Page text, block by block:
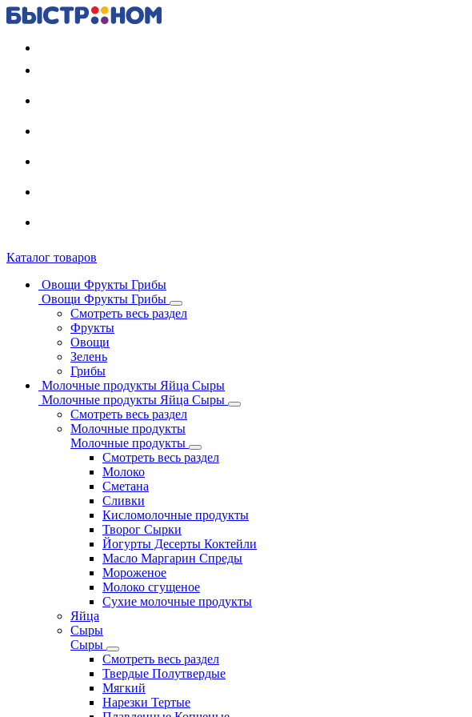
Каталог товаров
Овощи Фрукты Грибы
Овощи Фрукты Грибы
Смотреть весь раздел
Фрукты
Овощи
Зелень
Грибы
Молочные продукты Яйца Сыры
Молочные продукты Яйца Сыры
Смотреть весь раздел
Молочные продукты
Молочные продукты
Смотреть весь раздел
Молоко
Сметана
Сливки
Кисломолочные продукты
Творог Сырки
Йогурты Десерты Коктейли
Масло Маргарин Спреды
Мороженое
Молоко сгущеное
Сухие молочные продукты
Яйца
Сыры
Сыры
Смотреть весь раздел
Твердые Полутвердые
Мягкий
Нарезки Тертые